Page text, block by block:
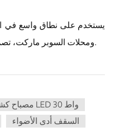
يستخدم على نطاق واسع في
ومحلات السوبر ماركت، تصميم مثالي للإضاءة التجارية والإضاءة السكنية.
مصباح كشاف LED 30 واط
السقف أدى الأضواء